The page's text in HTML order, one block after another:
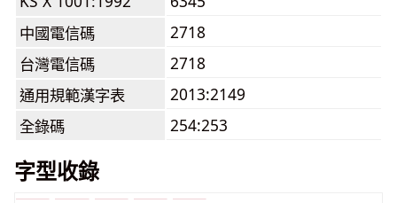
中國電信碼
2718
台灣電信碼
2718
通用規範漢字表
2013:2149
全錄碼
254:253
字型收錄